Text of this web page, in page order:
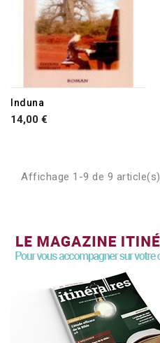
Induna
14,00 €
Affichage 1-9 de 9 article(s)